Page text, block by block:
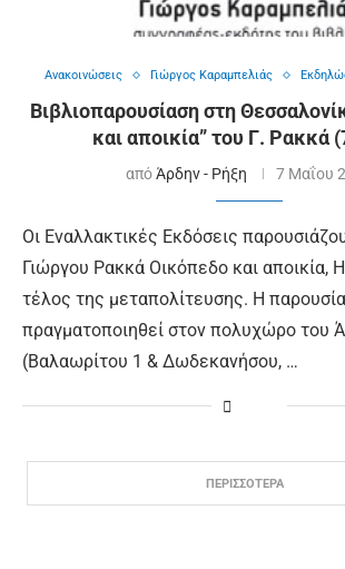
Ανακοινώσεις Γιώργος Καραμπελιάς
Βιβλιοπαρουσίαση στη
και αποικία” του Γ. Ρακκά
απόΆρδην - Ρήξη 7 Μαΐου
Οι Εναλλακτικές Εκδόσεις
Γιώργου Ρακκά Οικόπεδο και αποικία,
τέλος της μεταπολίτευσης. Η
πραγματοποιηθεί στον πολυχώρο του
(Βαλαωρίτου 1 & Δωδεκανήσου, …
ΠΕΡΙΣΣΟΤΕΡΑ